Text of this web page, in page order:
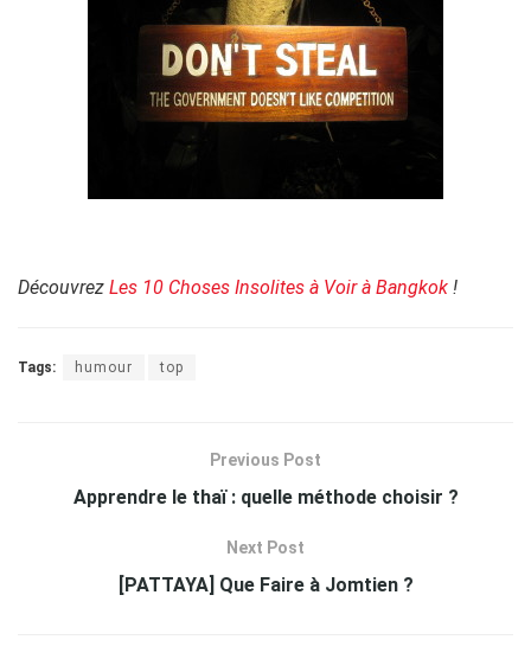
Découvrez Les 10 Choses Insolites à Voir à Bangkok !
Tags: humour top
Previous Post
Apprendre le thaï : quelle méthode choisir ?
Next Post
[PATTAYA] Que Faire à Jomtien ?